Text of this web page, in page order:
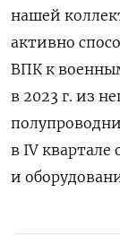
нашей
активно
ВПК к
в 2023 г. из
в IV квартале
и